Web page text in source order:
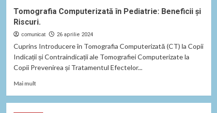
Tomografia Computerizată în Pediatrie: Beneficii și
Riscuri.
comunicat 26 aprilie 2024
Cuprins Introducere în Tomografia Computerizată (CT) la Copii
Indicații și Contraindicații ale Tomografiei Computerizate la
Copii Prevenirea și Tratamentul Efectelor...
Mai multRead